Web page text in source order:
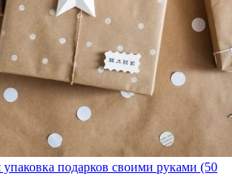
подарков своими руками (50